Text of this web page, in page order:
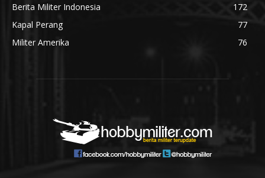
Berita Militer Indonesia
172
Kapal Perang
77
Militer Amerika
76